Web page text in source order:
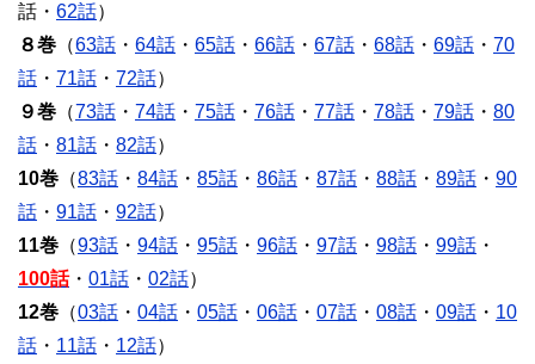
話・ 62話）
８巻 （63話 ・ 64話 ・ 65話 ・ 66話 ・ 67話 ・ 68話 ・ 69話 ・ 70
話 ・ 71話 ・ 72話）
９巻 （73話 ・ 74話 ・ 75話 ・ 76話 ・ 77話 ・ 78話 ・ 79話 ・ 80
話 ・ 81話 ・ 82話）
10巻 （83話 ・ 84話 ・ 85話 ・ 86話 ・ 87話 ・ 88話 ・ 89話 ・ 90
話 ・ 91話 ・ 92話）
11巻 （93話 ・ 94話 ・ 95話 ・ 96話 ・ 97話 ・ 98話 ・ 99話 ・
100話・ 01話 ・ 02話）
12巻 （03話 ・ 04話 ・ 05話 ・ 06話 ・ 07話 ・ 08話 ・ 09話 ・ 10
話 ・ 11話 ・ 12話）